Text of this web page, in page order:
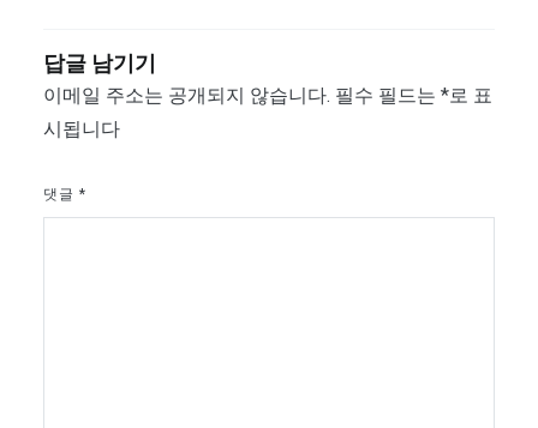
답글 남기기
이메일 주소는 공개되지 않습니다. 필수 필드는 *로 표
시됩니다
댓글 *